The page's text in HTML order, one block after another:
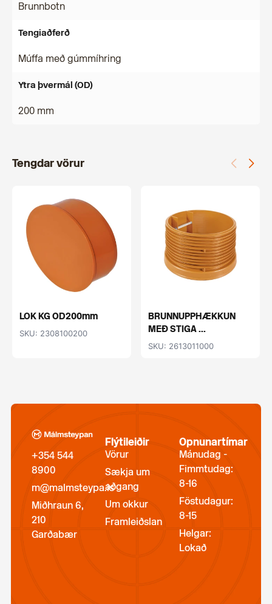
Brunnbotn
Tengiaðferð
Múffa með gúmmíhring
Ytra þvermál (OD)
200 mm
Tengdar vörur
LOK KG OD200mm
SKU: 2308100200
BRUNNUPPHÆKKUN
MEÐ STIGA ...
SKU: 2613011000
+354 544
8900
m@malmsteypa.is
Miðhraun 6,
210
Garðabær
Flýtileiðir
Vörur
Sækja um
aðgang
Um okkur
Framleiðslan
Opnunartímar
Mánudag -
Fimmtudag:
8-16
Föstudagur:
8-15
Helgar:
Lokað